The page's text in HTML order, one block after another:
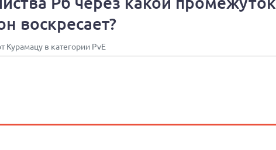
воскресает?
Курамацу в категории PvE